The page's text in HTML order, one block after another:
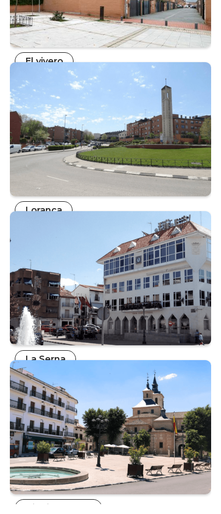
El vivero
Loranca
La Serna
Distrito centro